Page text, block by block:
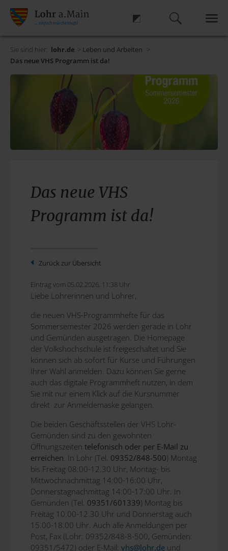
Sie sind hier: lohr.de > Leben und Arbeiten >
Das neue VHS Programm ist da!
Das neue VHS
Programm ist da!
Zurück zur Übersicht
Eintrag vom 05.02.2026, 11:38 Uhr
Liebe Lohrerinnen und Lohrer,
die neuen VHS-Programmhefte für das
Sommersemester 2026 werden gerade in Lohr
und Gemünden ausgetragen. Die Homepage
der Volkshochschule ist freigeschaltet und Sie
können sich ab sofort für Kurse und Führungen
Ihrer Wahl anmelden. Dazu können Sie gerne
auch das digitale Programmheft nutzen, in dem
Sie mit nur einem Klick auf die Kursnummer
direkt zur Anmeldemaske gelangen.
Die beiden Geschäftsstellen der VHS Lohr-
Gemünden sind zu den gewohnten
Öffnungszeiten telefonisch oder per E-Mail zu
erreichen. In Lohr (Tel. 09352/848-500) Montag
bis Freitag 08:00-12.30 Uhr, Montag- bis
Mittwochnachmittag 14:00-16:00 Uhr,
Donnerstagnachmittag 14:00-17:00 Uhr. In
Gemünden (Tel. 09351/601339) Montag bis
Freitag 10.00-12.30 Uhr und Donnerstag auch
15.00-18.00 Uhr. Auch alle Anmeldungen per
Post, Fax (Lohr: 09352/848-8-500, Gemünden:
09351/5472) oder E-Mail: vhs@lohr.de und